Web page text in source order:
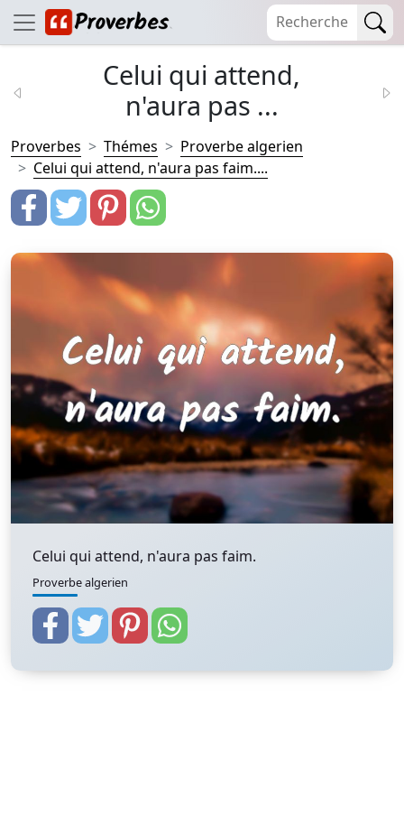
Celui qui attend,
n'aura pas ...
Proverbes Thémes
Proverbe algerien
Celui qui attend, n'aura pas faim....
Celui qui attend, n'aura pas faim.
Proverbe algerien